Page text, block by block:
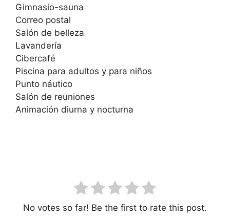
Gimnasio-sauna
Correo postal
Salón de belleza
Lavandería
Cibercafé
Piscina para adultos y para niños
Punto náutico
Salón de reuniones
Animación diurna y nocturna
No votes so far! Be the first to rate this post.